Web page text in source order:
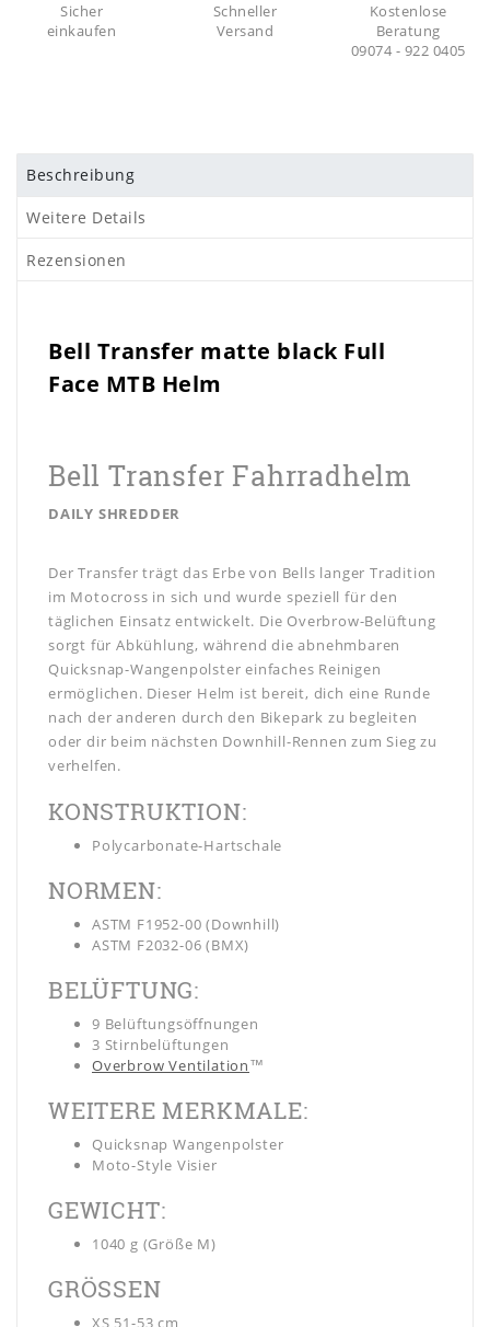
Sicher
einkaufen
Schneller
Versand
Kostenlose
Beratung
09074 - 922 0405
Beschreibung
Weitere Details
Rezensionen
Bell Transfer matte black Full
Face MTB Helm
Bell Transfer Fahrradhelm
DAILY SHREDDER
Der Transfer trägt das Erbe von Bells langer Tradition
im Motocross in sich und wurde speziell für den
täglichen Einsatz entwickelt. Die Overbrow-Belüftung
sorgt für Abkühlung, während die abnehmbaren
Quicksnap-Wangenpolster einfaches Reinigen
ermöglichen. Dieser Helm ist bereit, dich eine Runde
nach der anderen durch den Bikepark zu begleiten
oder dir beim nächsten Downhill-Rennen zum Sieg zu
verhelfen.
KONSTRUKTION:
Polycarbonate-Hartschale
NORMEN:
ASTM F1952-00 (Downhill)
ASTM F2032-06 (BMX)
BELÜFTUNG:
9 Belüftungsöffnungen
3 Stirnbelüftungen
Overbrow Ventilation™
WEITERE MERKMALE:
Quicksnap Wangenpolster
Moto-Style Visier
GEWICHT:
1040 g (Größe M)
GRÖSSEN
XS 51-53 cm